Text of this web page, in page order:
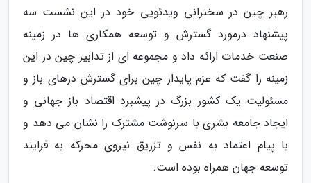
رهبر چین در سخنرانی ویدئویی خود در این نشست سه
پیشنهاد درمورد گسترش و توسعه همکاری ها در زمینه
صنعت خدمات ارائه داد و مجموعه ای از تدابیر چین در این
زمینه را گفت که عزم پایدار چین برای گسترش درهای باز و
مسئولیت یک کشور بزرگ در پیشبرد اقتصاد باز جهانی و
ایجاد جامعه بشری با سرنوشت مشترک را نشان می دهد و
با پیام اعتماد به نفس و تزریق نیروی محرکه به فرایند
توسعه جهان همراه بوده است.